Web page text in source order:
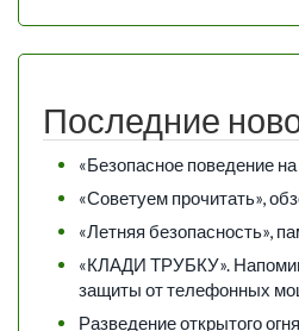
Последние
«Безопасное поведение
«Советуем прочитать»,
«Летняя безопасность»,
«КЛАДИ ТРУБКУ».
защиты от телефонных
Разведение открытого